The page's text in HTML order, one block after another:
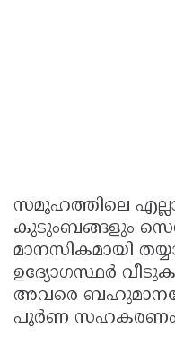
സമൂഹത്തിലെ
കുടുംബങ്ങളും
മാനസികമായി
ഉദ്യോഗസ്ഥർ
അവരെ
പൂർണ സഹകരണം